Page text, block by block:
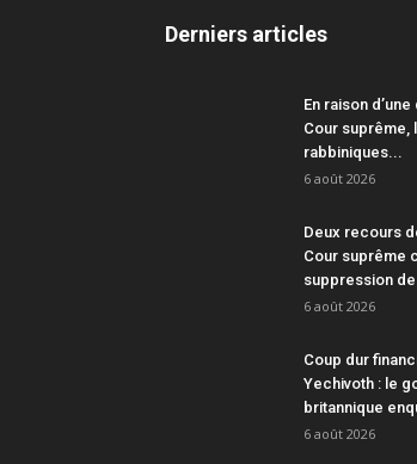
Derniers articles
En raison
Cour suprême,
rabbiniques...
6 août 2026
Deux recours
Cour suprême
suppression
6 août 2026
Coup dur
Yechivoth : le
britannique
6 août 2026